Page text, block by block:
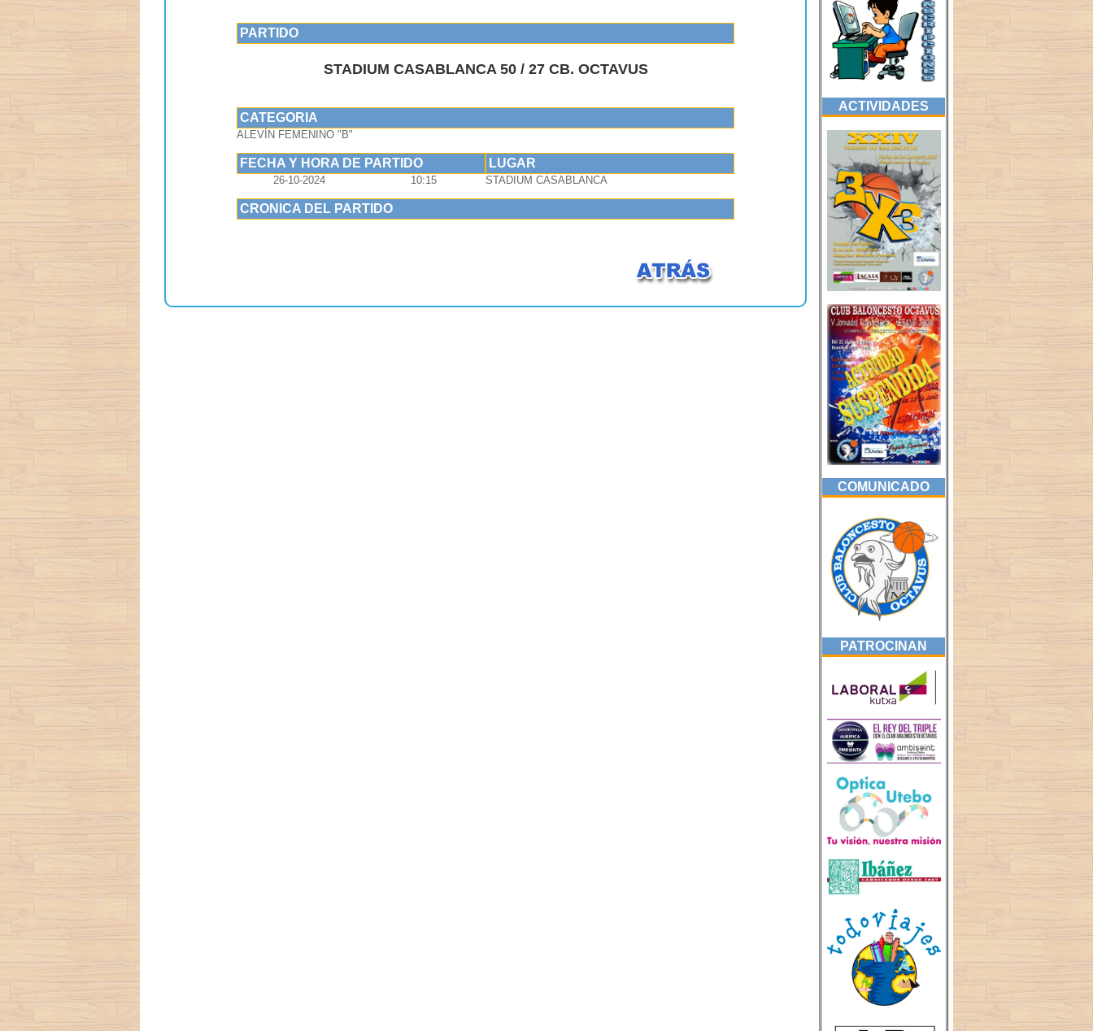
PARTIDO
STADIUM CASABLANCA 50 / 27 CB. OCTAVUS
CATEGORIA
ALEVÍN FEMENINO "B"
FECHA Y HORA DE PARTIDO LUGAR
26-10-2024 10:15 STADIUM CASABLANCA
CRONICA DEL PARTIDO
ACTIVIDADES
COMUNICADO
PATROCINAN